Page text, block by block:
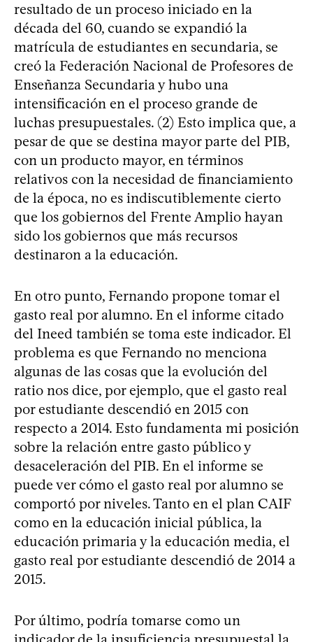
resultado de un proceso iniciado en la
década del 60, cuando se expandió la
matrícula de estudiantes en secundaria, se
creó la Federación Nacional de Profesores de
Enseñanza Secundaria y hubo una
intensificación en el proceso grande de
luchas presupuestales. (2) Esto implica que, a
pesar de que se destina mayor parte del PIB,
con un producto mayor, en términos
relativos con la necesidad de financiamiento
de la época, no es indiscutiblemente cierto
que los gobiernos del Frente Amplio hayan
sido los gobiernos que más recursos
destinaron a la educación.
En otro punto, Fernando propone tomar el
gasto real por alumno. En el informe citado
del Ineed también se toma este indicador. El
problema es que Fernando no menciona
algunas de las cosas que la evolución del
ratio nos dice, por ejemplo, que el gasto real
por estudiante descendió en 2015 con
respecto a 2014. Esto fundamenta mi posición
sobre la relación entre gasto público y
desaceleración del PIB. En el informe se
puede ver cómo el gasto real por alumno se
comportó por niveles. Tanto en el plan CAIF
como en la educación inicial pública, la
educación primaria y la educación media, el
gasto real por estudiante descendió de 2014 a
2015.
Por último, podría tomarse como un